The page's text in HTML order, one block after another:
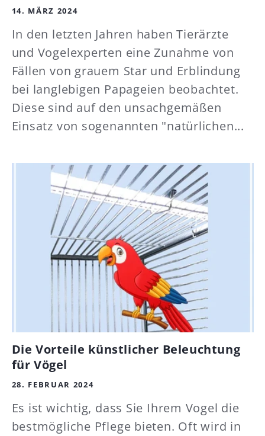
14. MÄRZ 2024
In den letzten Jahren haben Tierärzte
und Vogelexperten eine Zunahme von
Fällen von grauem Star und Erblindung
bei langlebigen Papageien beobachtet.
Diese sind auf den unsachgemäßen
Einsatz von sogenannten "natürlichen...
Die Vorteile künstlicher Beleuchtung
für Vögel
28. FEBRUAR 2024
Es ist wichtig, dass Sie Ihrem Vogel die
bestmögliche Pflege bieten. Oft wird in